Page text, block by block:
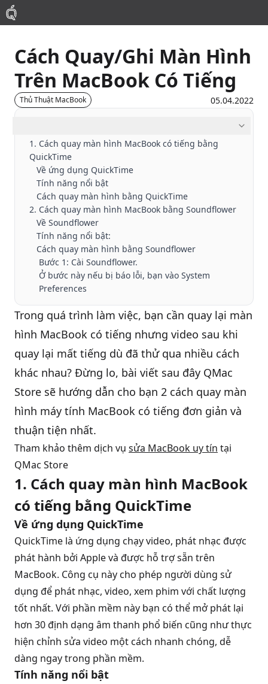
Mac
MacBook Pro
Phụ Kiện
Thu Mua
Sửa Chữa
Thay Linh Kiện
QBlog
Cách Quay/Ghi Màn Hình
Trên MacBook Có Tiếng
Thủ Thuật MacBook 05.04.2022
1. Cách quay màn hình MacBook có tiếng bằng
QuickTime
Về ứng dụng QuickTime
Tính năng nổi bật
Cách quay màn hình bằng QuickTime
2. Cách quay màn hình MacBook bằng Soundflower
Về Soundflower
Tính năng nổi bật:
Cách quay màn hình bằng Soundflower
Bước 1: Cài Soundflower.
Ở bước này nếu bị báo lỗi, bạn vào System
Preferences
Trong quá trình làm việc, bạn cần quay lại màn
hình MacBook có tiếng nhưng video sau khi
quay lại mất tiếng dù đã thử qua nhiều cách
khác nhau? Đừng lo, bài viết sau đây QMac
Store sẽ hướng dẫn cho bạn 2 cách quay màn
hình máy tính MacBook có tiếng đơn giản và
thuận tiện nhất.
Tham khảo thêm dịch vụ sửa MacBook uy tín tại
QMac Store
1. Cách quay màn hình MacBook
có tiếng bằng QuickTime
Về ứng dụng QuickTime
QuickTime là ứng dụng chạy video, phát nhạc được
phát hành bởi Apple và được hỗ trợ sẵn trên
MacBook. Công cụ này cho phép người dùng sử
dụng để phát nhạc, video, xem phim với chất lượng
tốt nhất. Với phần mềm này bạn có thể mở phát lại
hơn 30 định dạng âm thanh phổ biến cũng như thực
hiện chỉnh sửa video một cách nhanh chóng, dễ
dàng ngay trong phần mềm.
Tính năng nổi bật